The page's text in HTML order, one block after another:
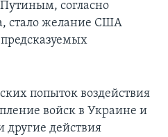
согласно
стало желание США
попыток воздействия
войск в Украине и
другие действия